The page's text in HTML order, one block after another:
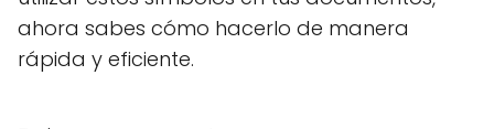
ahora sabes cómo hacerlo de manera
rápida y eficiente.